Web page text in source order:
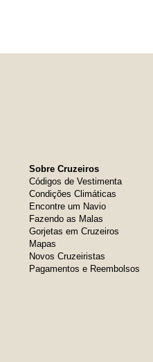
Sobre Cruzeiros
Códigos de Vestimenta
Condições Climáticas
Encontre um Navio
Fazendo as Malas
Gorjetas em Cruzeiros
Mapas
Novos Cruzeiristas
Pagamentos e Reembolsos